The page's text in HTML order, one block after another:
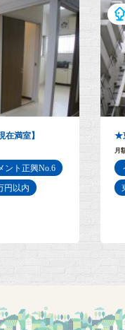
満室】
ント正興No.6
円以内
★
月